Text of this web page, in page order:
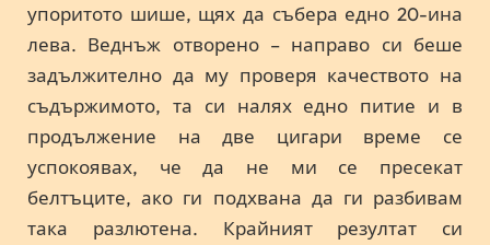
упоритото шише, щях да събера едно 20-ина
лева. Веднъж отворено – направо си беше
задължително да му проверя качеството на
съдържимото, та си налях едно питие и в
продължение на две цигари време се
успокоявах, че да не ми се пресекат
белтъците, ако ги подхвана да ги разбивам
така разлютена. Крайният резултат си